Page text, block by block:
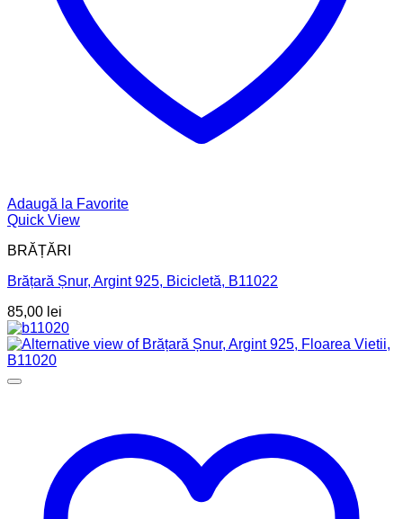
Adaugă la Favorite
Quick View
BRĂȚĂRI
Brățară Șnur, Argint 925, Bicicletă, B11022
85,00 lei